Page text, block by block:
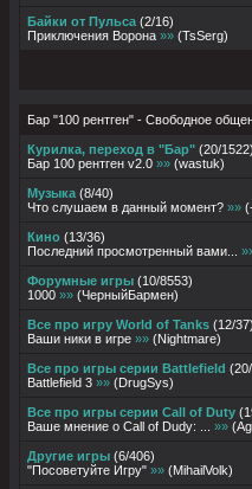
Байки от Пульса (2/16)
Приключения Ворона »» (TsSerg)
Бар "100 рентген" - Свободное
Курилка, переход в "Бар" (20/1522)
Бар 100 рентген v2.0 »» (wastuk)
Музыка (8/40)
Что слушаем в данный момент? »» (
Кино (13/36)
Послeдний просмотренный вами...
Форумные игры (10/8553)
1000 »» (ЧерныйБармен)
Все про игру World of Tanks (12/37)
Ваши ники в игре »» (Nightmare)
Все про игры серии Battlefield (20/
Battlefield 3 »» (DrugSys)
Все про игры серии Call of Duty (
Ваше мнение о Call of Dudy: ...
»» (
Другие игры (6/406)
"Посоветуйте Игру" »» (MihailVolk)